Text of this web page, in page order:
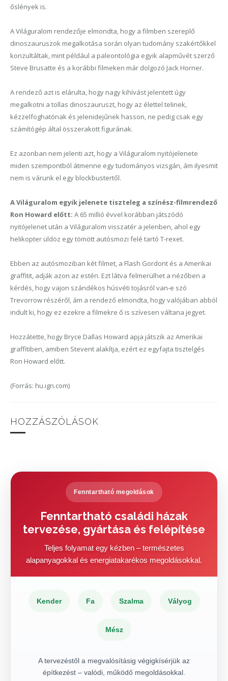
őslények is.
A Világuralom rendezője elmondta, hogy a filmben szereplő
dinoszauruszok megalkotása során olyan tudomány szakértőkkel
konzultáltak, mint például a paleontológia egyik alapművét szerző
Steve Brusatte és a korábbi filmeken már dolgozó Jack Horner.
A rendező azt is elárulta, hogy nagy kihívást jelentett úgy
megalkotni a tollas dinoszauruszt, hogy az élettel telinek,
kézzelfoghatónak és jelenidejűnek hasson, ne pedig csak egy
számítógép által összerakott figurának.
Ez azonban nem jelenti azt, hogy a Világuralom nyitójelenete
miden szempontból átmenne egy tudományos vizsgán, ám ilyesmit
nem is várunk el egy blockbustertől.
A Világuralom egyik jelenete tiszteleg a színész-filmrendező
Ron Howard előtt: A 65 millió évvel korábban játszódó
nyitójelenet után a Világuralom visszatér a jelenben, ahol egy
helikopter üldöz egy tömött autósmozi felé tartó T-rexet.
Ebben az autósmoziban két filmet, a Flash Gordont és a Amerikai
graffitit, adják azon az estén. Ezt látva felmerülhet a nézőben a
kérdés, hogy vajon szándékos húsvéti tojásról van-e szó
Trevorrow részéről, ám a rendező elmondta, hogy valójában abból
indult ki, hogy ez ezekre a filmekre ő is szívesen váltana jegyet.
Hozzátette, hogy Bryce Dallas Howard apja játszik az Amerikai
graffitiben, amiben Stevent alakítja, ezért ez egyfajta tisztelgés
Ron Howard előtt.
(Forrás: hu.ign.com)
HOZZÁSZÓLÁSOK
Fenntartható megoldások
Fenntartható családi házak
tervezése, gyártása és felépítése
Teljes folyamat egy kézben – természetes
alapanyagokkal és energiatakarékos megoldásokkal.
Kender Fa Szalma Vályog
Mész
A tervezéstől a megvalósításig végigkísérjük az
építkezést – valódi, működő megoldásokkal.